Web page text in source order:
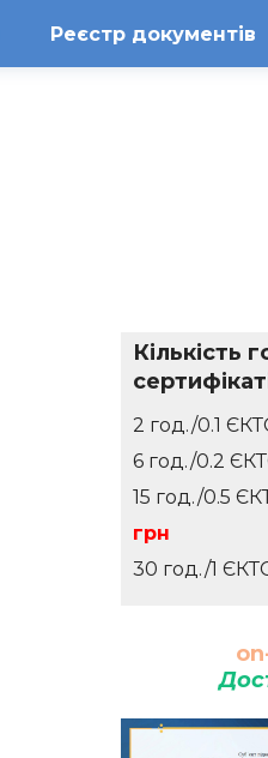
Реєстр документів
Кількість
2 год./0.1
6 год./0.2
15 год./0.5
грн
30 год./1